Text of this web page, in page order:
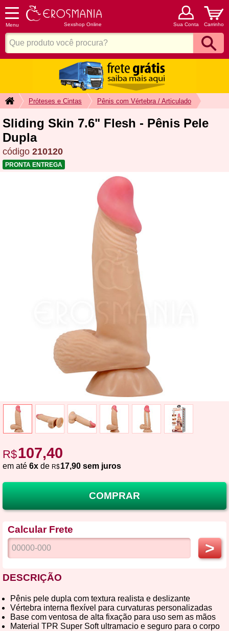
Menu Sexshop Online Sua Conta Carrinho
Próteses e Cintas Pênis com Vértebra / Articulado
Sliding Skin 7.6" Flesh - Pênis Pele
Dupla
código 210120
PRONTA ENTREGA
R$107,40
em até 6x de R$17,90 sem juros
COMPRAR
Calcular Frete
>
DESCRIÇÃO
Pênis pele dupla com textura realista e deslizante
Vértebra interna flexível para curvaturas personalizadas
Base com ventosa de alta fixação para uso sem as mãos
Material TPR Super Soft ultramacio e seguro para o corpo